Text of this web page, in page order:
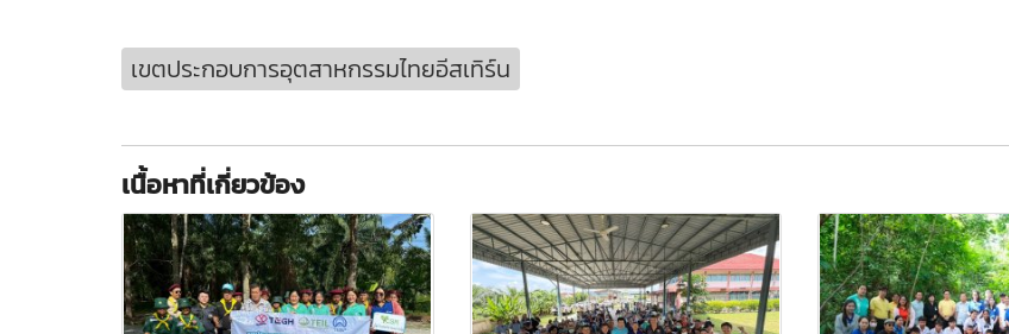
เขตประกอบการอุตสาหกรรมไทยอีสเทิร์น
เนื้อหาที่เกี่ยวข้อง